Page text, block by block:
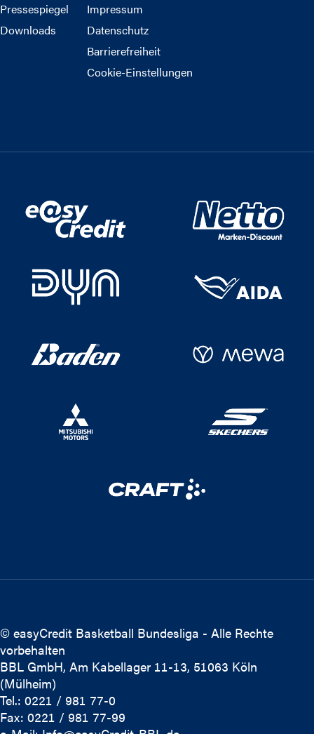
Pressespiegel
Downloads
Impressum
Datenschutz
Barrierefreiheit
Cookie-Einstellungen
© easyCredit Basketball Bundesliga - Alle Rechte
vorbehalten
BBL GmbH, Am Kabellager 11-13, 51063 Köln
(Mülheim)
Tel.: 0221 / 981 77-0
Fax: 0221 / 981 77-99